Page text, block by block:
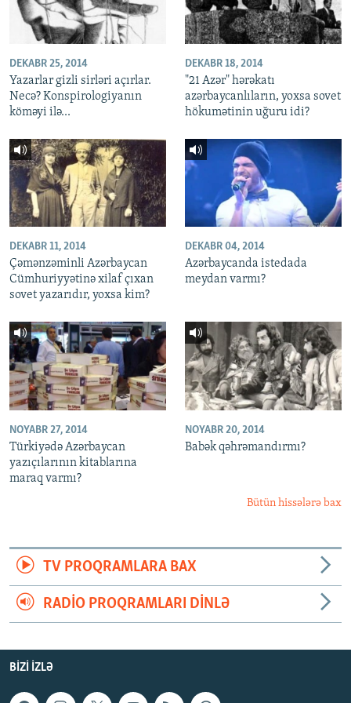
DEKABR 25, 2014
Yazarlar gizli sirləri açırlar.
Necə? Konspirologiyanın
köməyi ilə...
DEKABR 18, 2014
"21 Azər" hərəkatı
azərbaycanlıların, yoxsa sovet
hökumətinin uğuru idi?
DEKABR 11, 2014
Çəmənzəminli Azərbaycan
Cümhuriyyətinə xilaf çıxan
sovet yazarıdır, yoxsa kim?
DEKABR 04, 2014
Azərbaycanda istedada
meydan varmı?
NOYABR 27, 2014
Türkiyədə Azərbaycan
yazıçılarının kitablarına
maraq varmı?
NOYABR 20, 2014
Babək qəhrəmandırmı?
Bütün hissələrə bax
TV PROQRAMLARA BAX
RADIO PROQRAMLARI DINLƏ
BIZI IZLƏ